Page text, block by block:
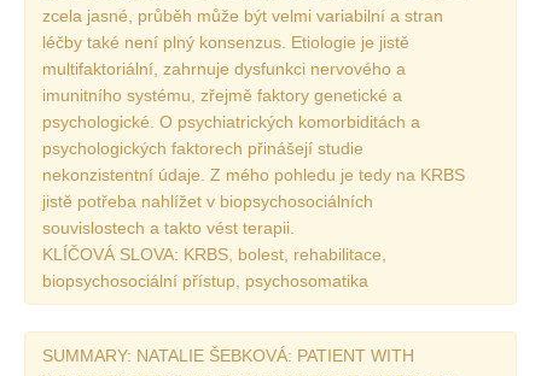
Vydání 2-3/2018
Vydání 4-2017
Vydání 3-2017
Vydání 2-2017
Vydání 1-2017
Vydání 4-2016
Archiv
EDITOŘI
zcela jasné, průběh může být velmi variabilní a stran
léčby také není plný konsenzus. Etiologie je jistě
multifaktoriální, zahrnuje dysfunkci nervového a
imunitního systému, zřejmě faktory genetické a
psychologické. O psychiatrických komorbiditách a
psychologických faktorech přinášejí studie
nekonzistentní údaje. Z mého pohledu je tedy na KRBS
jistě potřeba nahlížet v biopsychosociálních
souvislostech a takto vést terapii.
KLÍČOVÁ SLOVA: KRBS, bolest, rehabilitace,
biopsychosociální přístup, psychosomatika
SUMMARY: NATALIE ŠEBKOVÁ: PATIENT WITH